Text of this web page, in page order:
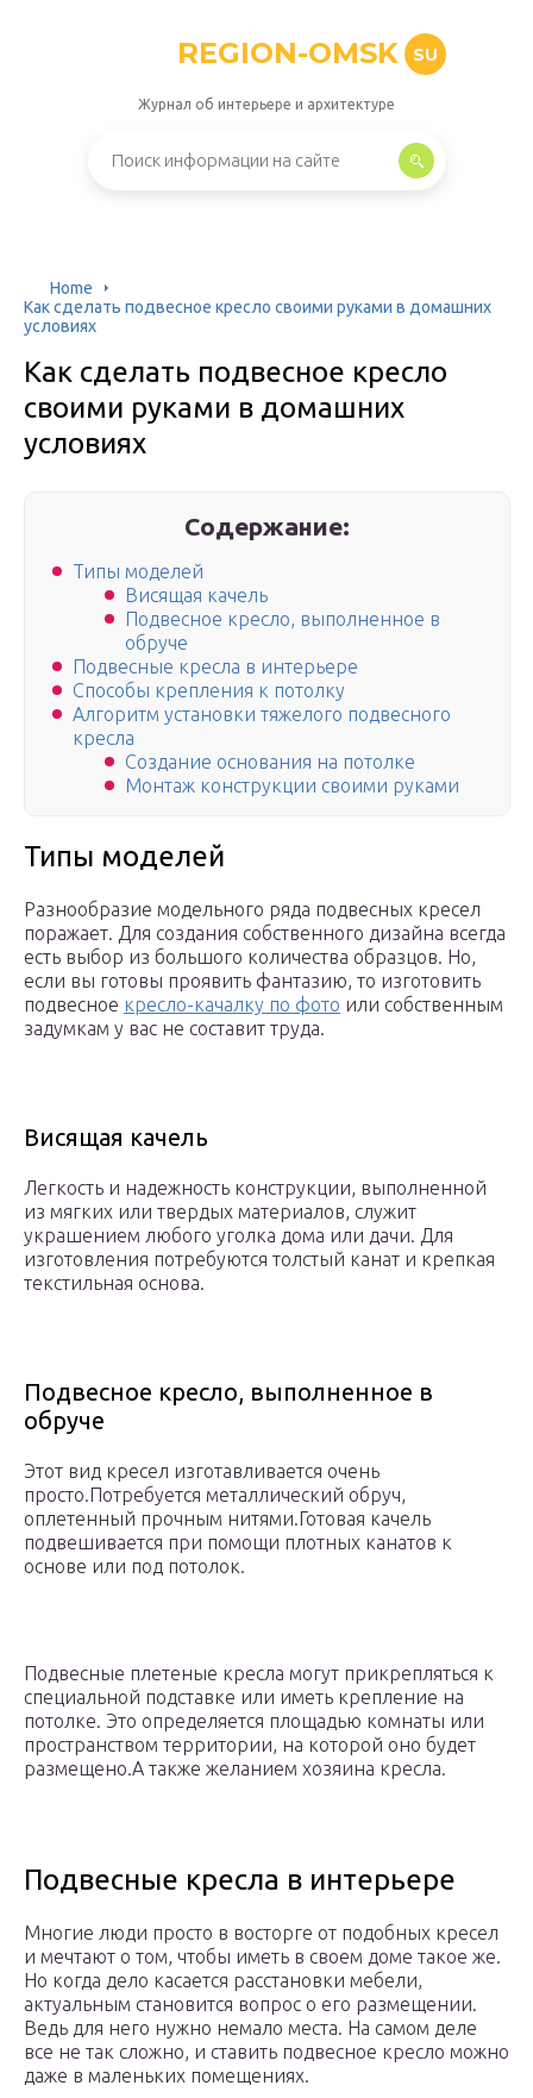
REGION-OMSK SU
Журнал об интерьере и архитектуре
Home
Как сделать подвесное кресло своими руками в домашних
условиях
Как сделать подвесное кресло
своими руками в домашних
условиях
Содержание:
Типы моделей
Висящая качель
Подвесное кресло, выполненное в
обруче
Подвесные кресла в интерьере
Способы крепления к потолку
Алгоритм установки тяжелого подвесного
кресла
Создание основания на потолке
Монтаж конструкции своими руками
Типы моделей
Разнообразие модельного ряда подвесных кресел
поражает. Для создания собственного дизайна всегда
есть выбор из большого количества образцов. Но,
если вы готовы проявить фантазию, то изготовить
подвесное кресло-качалку по фото или собственным
задумкам у вас не составит труда.
Висящая качель
Легкость и надежность конструкции, выполненной
из мягких или твердых материалов, служит
украшением любого уголка дома или дачи. Для
изготовления потребуются толстый канат и крепкая
текстильная основа.
Подвесное кресло, выполненное в
обруче
Этот вид кресел изготавливается очень
просто.Потребуется металлический обруч,
оплетенный прочным нитями.Готовая качель
подвешивается при помощи плотных канатов к
основе или под потолок.
Подвесные плетеные кресла могут прикрепляться к
специальной подставке или иметь крепление на
потолке. Это определяется площадью комнаты или
пространством территории, на которой оно будет
размещено.А также желанием хозяина кресла.
Подвесные кресла в интерьере
Многие люди просто в восторге от подобных кресел
и мечтают о том, чтобы иметь в своем доме такое же.
Но когда дело касается расстановки мебели,
актуальным становится вопрос о его размещении.
Ведь для него нужно немало места. На самом деле
все не так сложно, и ставить подвесное кресло можно
даже в маленьких помещениях.